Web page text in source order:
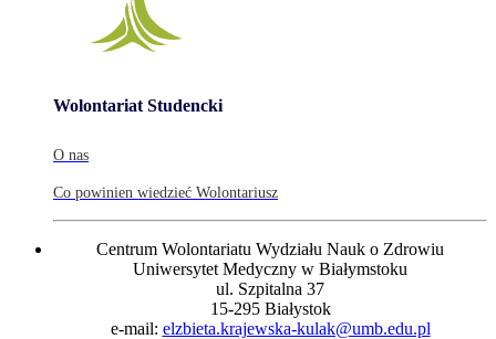
Wolontariat Studencki
O nas
Co powinien wiedzieć Wolontariusz
Centrum Wolontariatu Wydziału Nauk o Zdrowiu
Uniwersytet Medyczny w Białymstoku
ul. Szpitalna 37
15-295 Białystok
e-mail: elzbieta.krajewska-kulak@umb.edu.pl